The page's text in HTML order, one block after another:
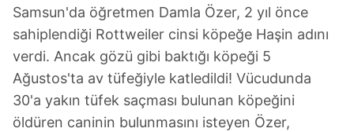
Samsun'da öğretmen Damla Özer, 2 yıl önce
sahiplendiği Rottweiler cinsi köpeğe Haşin adını
verdi. Ancak gözü gibi baktığı köpeği 5
Ağustos'ta av tüfeğiyle katledildi! Vücudunda
30'a yakın tüfek saçması bulunan köpeğini
öldüren caninin bulunmasını isteyen Özer,